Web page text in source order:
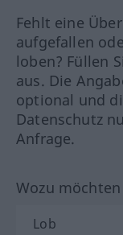
Fehlt eine
aufgefallen
loben? Füllen
aus. Die
optional und
Datenschutz
Anfrage.
Wozu